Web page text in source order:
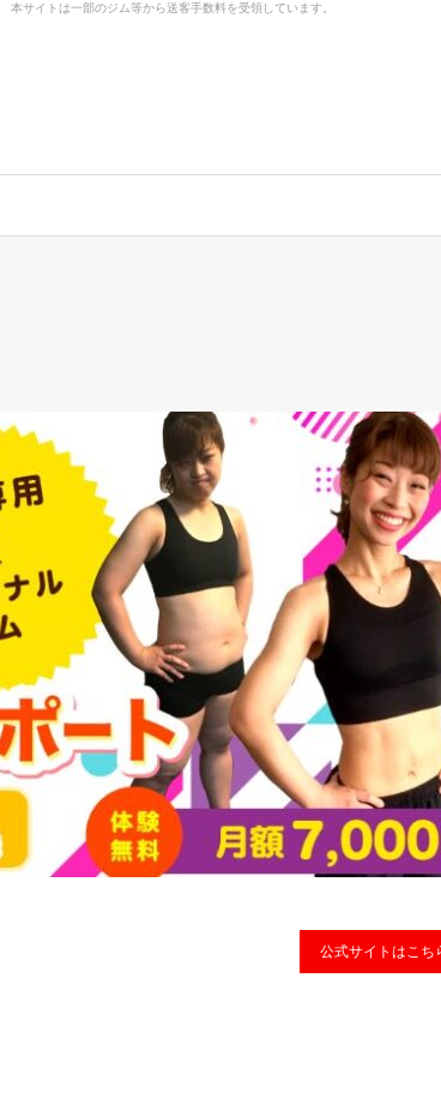
本サイトは一部のジム等から送客手数料を受領しています。
公式サイトはこち